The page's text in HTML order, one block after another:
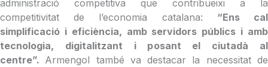
administració competitiva que contribueixi a la
competitivitat de l’economia catalana: “Ens cal
simplificació i eficiència, amb servidors públics i amb
tecnologia, digitalitzant i posant el ciutadà al
centre”. Armengol també va destacar la necessitat de